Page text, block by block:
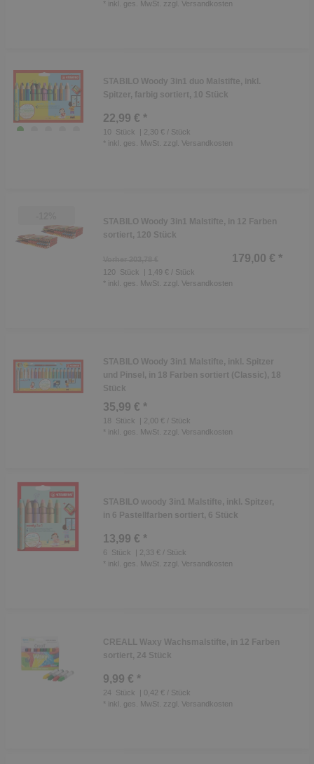
* inkl. ges. MwSt. zzgl. Versandkosten
STABILO Woody 3in1 duo Malstifte, inkl.
Spitzer, farbig sortiert, 10 Stück
22,99 € *
10 Stück
| 2,30 € / Stück
* inkl. ges. MwSt. zzgl. Versandkosten
STABILO Woody 3in1 Malstifte, in 12 Farben
sortiert, 120 Stück
179,00 € *
120 Stück
| 1,49 € / Stück
* inkl. ges. MwSt. zzgl. Versandkosten
STABILO Woody 3in1 Malstifte, inkl. Spitzer
und Pinsel, in 18 Farben sortiert (Classic), 18
Stück
35,99 € *
18 Stück
| 2,00 € / Stück
* inkl. ges. MwSt. zzgl. Versandkosten
STABILO woody 3in1 Malstifte, inkl. Spitzer,
in 6 Pastellfarben sortiert, 6 Stück
13,99 € *
6 Stück
| 2,33 € / Stück
* inkl. ges. MwSt. zzgl. Versandkosten
CREALL Waxy Wachsmalstifte, in 12 Farben
sortiert, 24 Stück
9,99 € *
24 Stück
| 0,42 € / Stück
* inkl. ges. MwSt. zzgl. Versandkosten